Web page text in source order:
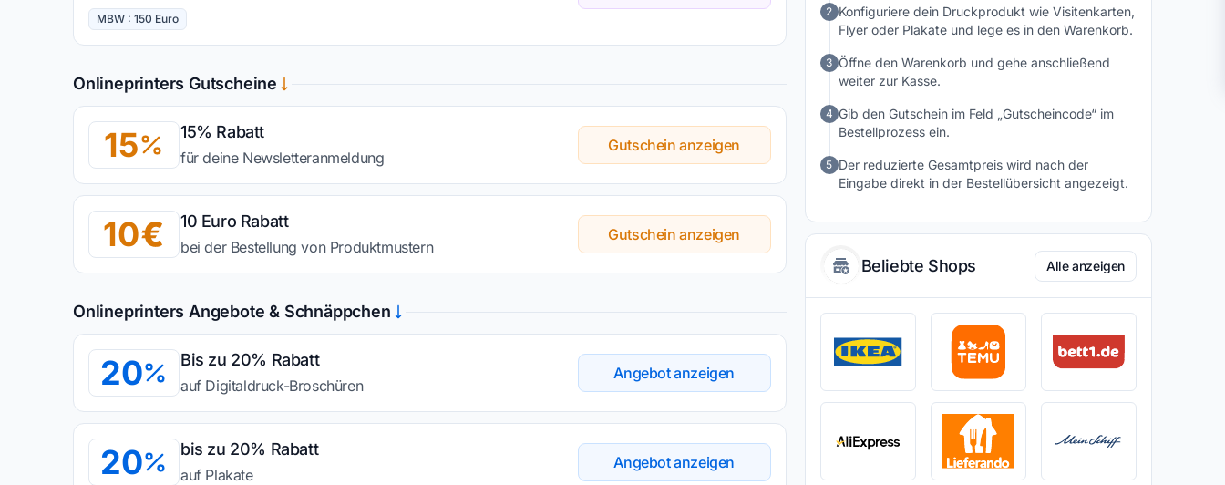
MBW : 150 Euro
Onlineprinters Gutscheine
15 15% Rabatt
für deine Newsletteranmeldung
Gutschein anzeigen
10 10 Euro Rabatt
bei der Bestellung von Produktmustern
Gutschein anzeigen
Onlineprinters Angebote & Schnäppchen
20 Bis zu 20% Rabatt
auf Digitaldruck-Broschüren
Angebot anzeigen
20 bis zu 20% Rabatt
auf Plakate
Angebot anzeigen
2 Konfiguriere dein Druckprodukt wie Visitenkarten,
Flyer oder Plakate und lege es in den Warenkorb.
3 Öffne den Warenkorb und gehe anschließend
weiter zur Kasse.
4 Gib den Gutschein im Feld „Gutscheincode“ im
Bestellprozess ein.
5 Der reduzierte Gesamtpreis wird nach der
Eingabe direkt in der Bestellübersicht angezeigt.
Beliebte Shops Alle anzeigen